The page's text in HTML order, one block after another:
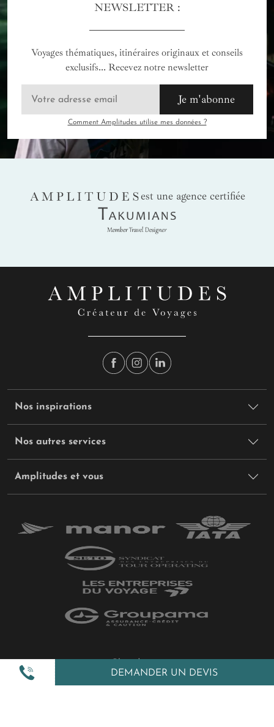
DEMANDER UN DEVIS
NEWSLETTER :
Voyages thématiques, itinéraires originaux et conseils
exclusifs... Recevez notre newsletter
Je m'abonne
Comment Amplitudes utilise mes données ?
AMPLITUDES
est une agence certifiée
Takumians
Nos inspirations
Nos autres services
Amplitudes et vous
Politique de confidentialité